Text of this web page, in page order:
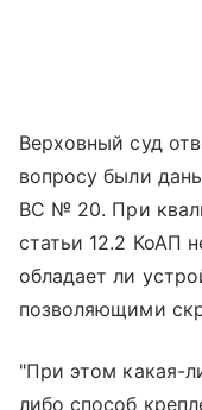
Верховный суд
вопросу были
ВС № 20. При
статьи 12.2 КоАП
обладает ли
позволяющими
"При этом какая-
либо способ